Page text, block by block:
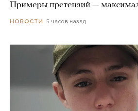
Примеры претензий —
НОВОСТИ 5 часов назад